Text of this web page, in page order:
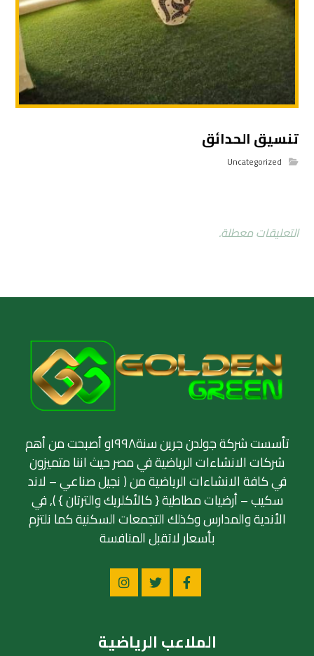
تنسيق الحدائق
Uncategorized
التعليقات معطلة.
تأسست شركة جولدن جرين سنة١٩٩٨و أصبحت من أهم
شركات الانشاءات الرياضية في مصر حيث اننا متميزون
في كافة الانشاءات الرياضية من ( نجيل صناعي – لاند
سكيب – أرضيات مطاطية { كالأكلريك والترتان } ), في
الأندية والمدارس وكذلك التجمعات السكنية كما نلتزم
بأسعار لاتقبل المنافسة
الملاعب الرياضية